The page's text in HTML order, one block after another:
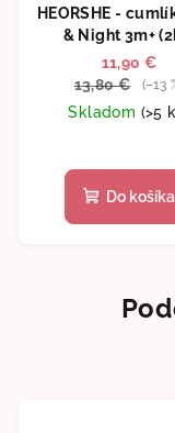
HEORSHE -
& Night 3m+
11,90 €
13,80 €
(–13
Skladom (>5
Do košíka